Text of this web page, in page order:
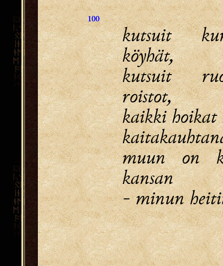
100
kutsuit
köyhät,
kutsuit
roistot,
kaikki hoikat
muun on
kansan
- minun